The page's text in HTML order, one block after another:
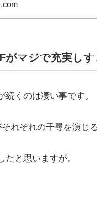
がマジで充実しす
続くのは凄い事です。
れぞれの千尋を演じ
たと思いますが。